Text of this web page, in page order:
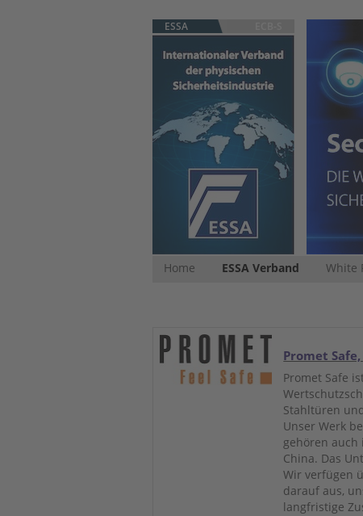
ESSA
Home ESSA Verband White
Promet
Promet Safe
Stahltüren
Unser Werk
gehören
China. Das
Wir verfügen
darauf aus,
langfristige